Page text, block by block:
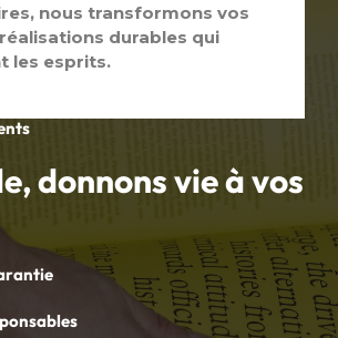
donnons vie à vos
nous transformons vos
durables qui
les esprits.